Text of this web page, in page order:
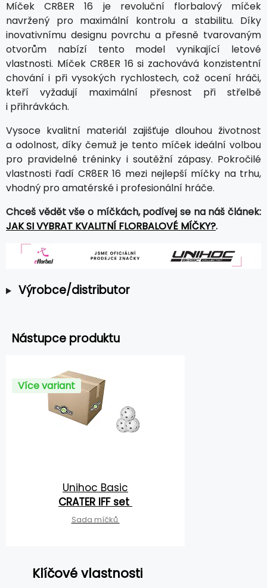
Míček CR8ER 16 je revoluční florbalový míček
navržený pro maximální kontrolu a stabilitu. Díky
inovativnímu designu povrchu a přesně tvarovaným
otvorům nabízí tento model vynikající letové
vlastnosti. Míček CR8ER 16 si zachovává konzistentní
chování i při vysokých rychlostech, což ocení hráči,
kteří vyžadují maximální přesnost při střelbě
i přihrávkách.
Vysoce kvalitní materiál zajišťuje dlouhou životnost
a odolnost, díky čemuž je tento míček ideální volbou
pro pravidelné tréninky i soutěžní zápasy. Pokročilé
vlastnosti řadí CR8ER 16 mezi nejlepší míčky na trhu,
vhodný pro amatérské i profesionální hráče.
Chceš vědět vše o míčkách, podívej se na náš článek:
JAK SI VYBRAT KVALITNÍ FLORBALOVÉ MÍČKY?.
Výrobce/distributor
Nástupce produktu
Více variant
Unihoc Basic
CRATER IFF set
Sada míčků
Klíčové vlastnosti